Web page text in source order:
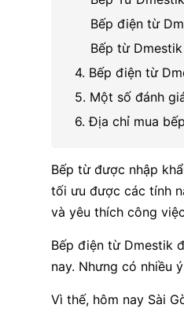
Bếp điện từ
Bếp từ
4. Bếp điện từ
5. Một số đánh
6. Địa chỉ mua
Bếp từ được nhập
tối ưu được các tính
và yêu thích công
Bếp điện từ Dmestik
nay. Nhưng có nhiều
Vì thế, hôm nay Sài